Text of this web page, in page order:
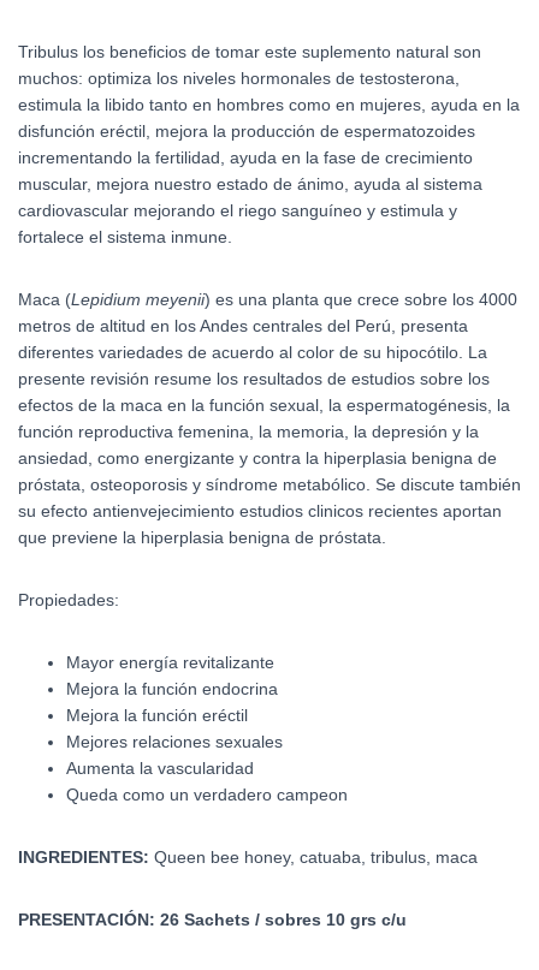
Tribulus los beneficios de tomar este suplemento natural son
muchos: optimiza los niveles hormonales de testosterona,
estimula la libido tanto en hombres como en mujeres, ayuda en la
disfunción eréctil, mejora la producción de espermatozoides
incrementando la fertilidad, ayuda en la fase de crecimiento
muscular, mejora nuestro estado de ánimo, ayuda al sistema
cardiovascular mejorando el riego sanguíneo y estimula y
fortalece el sistema inmune.
Maca (Lepidium meyenii) es una planta que crece sobre los 4000
metros de altitud en los Andes centrales del Perú, presenta
diferentes variedades de acuerdo al color de su hipocótilo. La
presente revisión resume los resultados de estudios sobre los
efectos de la maca en la función sexual, la espermatogénesis, la
función reproductiva femenina, la memoria, la depresión y la
ansiedad, como energizante y contra la hiperplasia benigna de
próstata, osteoporosis y síndrome metabólico. Se discute también
su efecto antienvejecimiento estudios clinicos recientes aportan
que previene la hiperplasia benigna de próstata.
Propiedades:
Mayor energía revitalizante
Mejora la función endocrina
Mejora la función eréctil
Mejores relaciones sexuales
Aumenta la vascularidad
Queda como un verdadero campeon
INGREDIENTES: Queen bee honey, catuaba, tribulus, maca
PRESENTACIÓN: 26 Sachets / sobres 10 grs c/u